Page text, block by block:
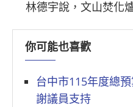
林德宇說，文山焚化
你可能也喜歡
台中市115年度總
謝議員支持